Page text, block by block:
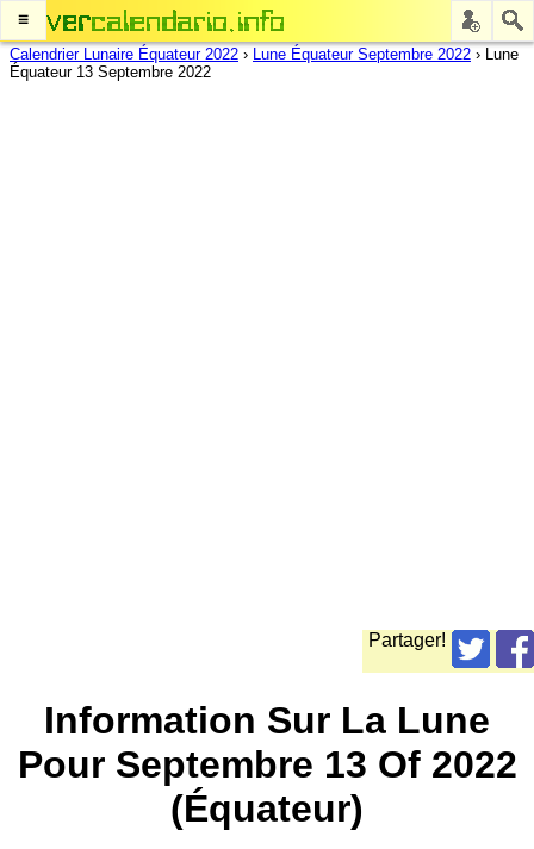
≡
Calendrier Lunaire Équateur 2022 › Lune Équateur Septembre 2022 › Lune
Équateur 13 Septembre 2022
Partager!
Information Sur La Lune
Pour Septembre 13 Of 2022
(Équateur)